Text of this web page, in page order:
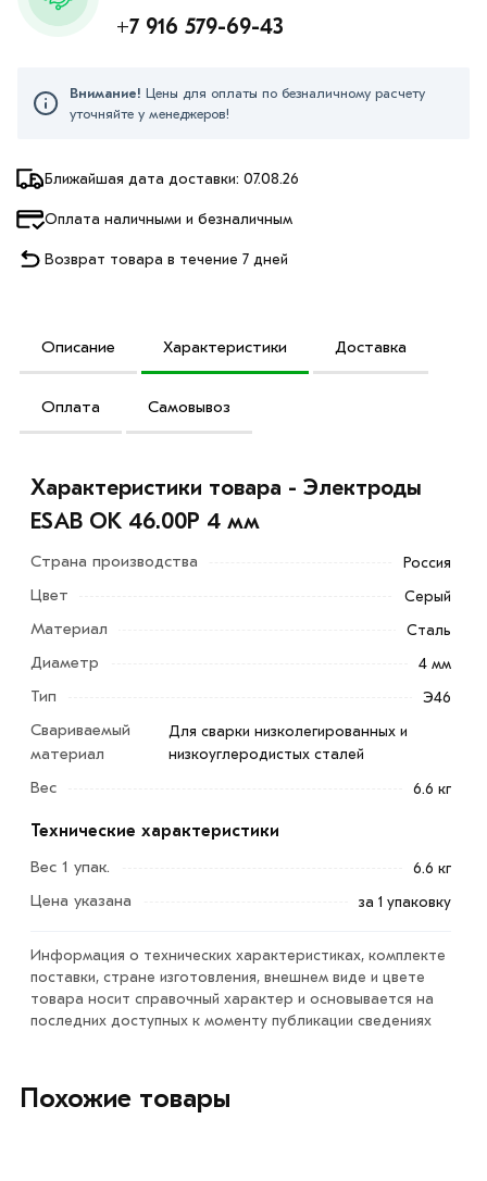
Ближайшая дата доставки: 07.08.26
Оплата наличными и безналичным
Возврат товара в течение 7 дней
+7 916 579-69-43
Внимание! Цены для оплаты по безналичному расчету
уточняйте у менеджеров!
Описание Характеристики Доставка
Оплата Самовывоз
Электроды ESAB OK 46.00Р 4 мм обладают отличными
сварочными характеристиками и предназначены для
низколегированных сталей с пределом текучести до
380 МПа во всех пространственных положениях.
Они обладают относительно слабой
цинковым покрытиям и другим загрязнениям на
поверхности изделий, а также легко отделяют шлак и
формируют гладкую поверхность наплавленного валика
Для приобретения данной позиции, кликните мышкой
Характеристики товара - Электроды
ESAB OK 46.00Р 4 мм
Страна производства Россия
Цвет Серый
Материал Сталь
Диаметр 4 мм
Тип Э46
Свариваемый
материал
Для сварки низколегированных и
низкоуглеродистых сталей
Вес 6.6 кг
Технические характеристики
Вес 1 упак.
6.6 кг
Цена указана за 1 упаковку
Информация о технических характеристиках, комплекте
поставки, стране изготовления, внешнем виде и цвете
товара носит справочный характер и основывается на
последних доступных к моменту публикации сведениях
Похожие товары